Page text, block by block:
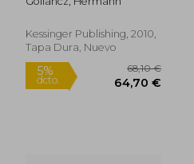
the book of
collection of charms
(en Inglés)
Kessinger Publishing, 2010,
Tapa Dura, Nuevo